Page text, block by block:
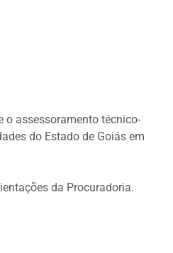
o assessoramento técnico-
do Estado de Goiás em
da Procuradoria.